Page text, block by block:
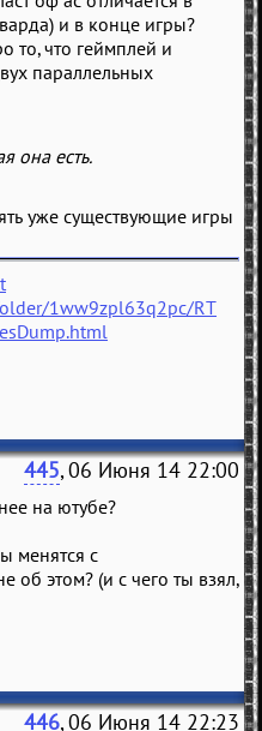
и в конце игры?
то, что геймплей и
параллельных
она есть.
уже существующие игры
1ww9zpl63q2pc/RT
445, 06 Июня 14 22:00
на ютубе?
менятся с
этом? (и с чего ты взял,
446, 06 Июня 14 22:23